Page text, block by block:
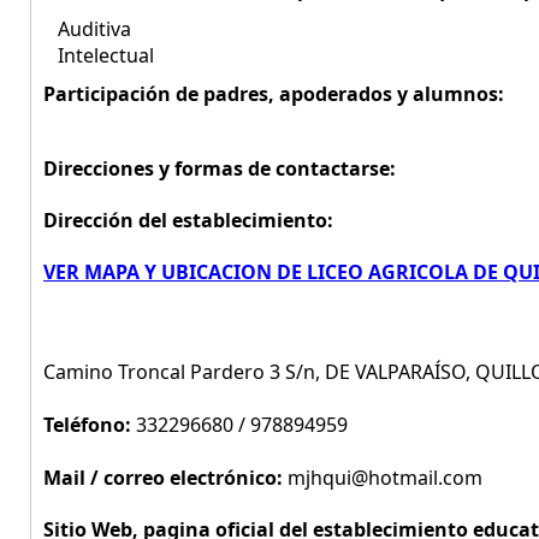
Auditiva
Intelectual
Participación de padres, apoderados y alumnos:
Direcciones y formas de contactarse:
Dirección del establecimiento:
VER MAPA Y UBICACION DE LICEO AGRICOLA DE
Camino Troncal Pardero 3 S/n, DE VALPARAÍSO,
Teléfono: 332296680 / 978894959
Mail / correo electrónico: mjhqui@hotmail.com
Sitio Web, pagina oficial del establecimiento